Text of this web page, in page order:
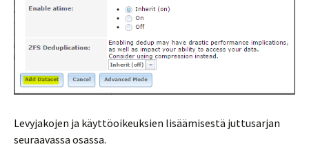
Levyjakojen ja käyttöoikeuksien lisäämisestä juttusarjan
seuraavassa osassa.